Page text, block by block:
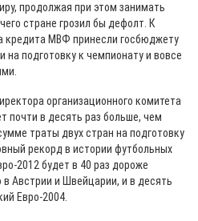
продолжая при этом занимать
стране грозил бы дефолт. К
кредита МВФ принесли госбюджету
подготовку к чемпионату и вовсе
организационного комитета
почти в десять раз больше, чем
траты двух стран на подготовку
рекорд в истории футбольных
2012 будет в 40 раз дороже
в Австрии и Швейцарии, и в десять
Евро-2004.